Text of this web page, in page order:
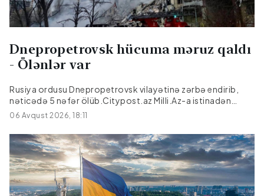
xərclərini sərbəst qarşılaya biləcəyinin əsas göstəricisidir.
Səfirliklərin maliyyə sənədlərində...
Dnepropetrovsk hücuma məruz qaldı
- Ölənlər var
Rusiya ordusu Dnepropetrovsk vilayətinə zərbə endirib,
nəticədə 5 nəfər ölüb.Citypost.az Milli.Az-a istinadən
xəbər verir ki, bu barədə Dnepropetrovsk regional hərbi
administrasiyasının rəhbəri Aleksandr Qanja Teleqram
kanalında məlumat verib.Hücum nəticəsində üç nəfər
yaralanıb. Yaralılar hamısı xəstəxanaya yerləşdirilib,
onlardan birinin vəziyyəti ağırdır.
06 Avqust 2026, 18:11